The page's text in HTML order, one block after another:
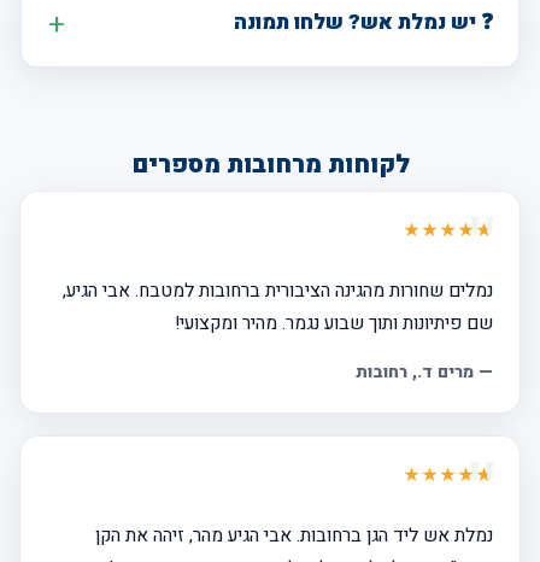
❓ יש נמלת אש? שלחו תמונה
לקוחות מרחובות מספרים
★★★★★
נמלים שחורות מהגינה הציבורית ברחובות למטבח. אבי הגיע,
שם פיתיונות ותוך שבוע נגמר. מהיר ומקצועי!
— מרים ד., רחובות
★★★★★
נמלת אש ליד הגן ברחובות. אבי הגיע מהר, זיהה את הקן